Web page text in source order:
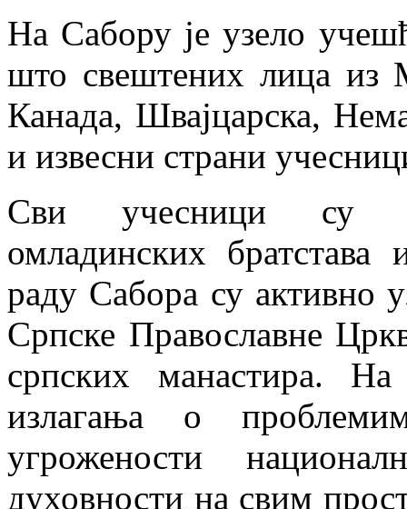
На Сабору је узело
што свештених лица из
Канада, Швајцарска,
и извесни страни
Сви учесници су
омладинских братстава
раду Сабора су активно
Српске Православне
српских манастира.
излагања о
угрожености
духовности на свим